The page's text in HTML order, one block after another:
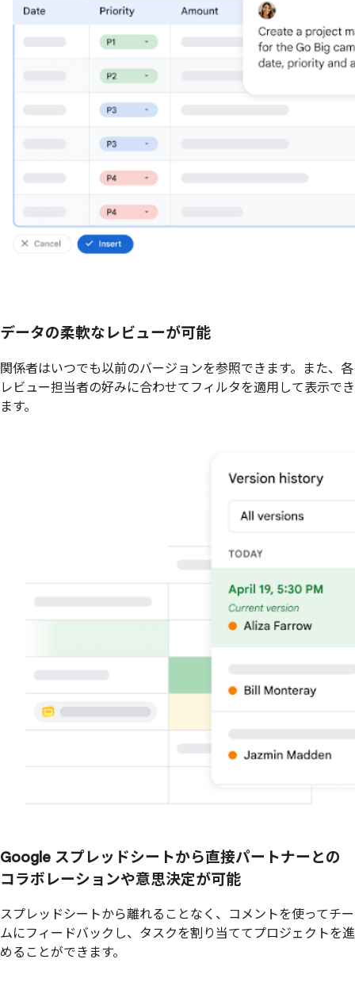
データの柔軟なレビューが可能
関係者はいつでも以前のバージョンを参照できます。また、各
レビュー担当者の好みに合わせてフィルタを適用して表示でき
ます。
Google スプレッドシートから直接パートナーとの
コラボレーションや意思決定が可能
スプレッドシートから離れることなく、コメントを使ってチー
ムにフィードバックし、タスクを割り当ててプロジェクトを進
めることができます。